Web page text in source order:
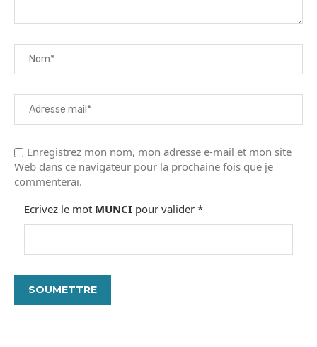
Enregistrez mon nom, mon adresse e-mail et mon site
Web dans ce navigateur pour la prochaine fois que je
commenterai.
Ecrivez le mot MUNCI pour valider *